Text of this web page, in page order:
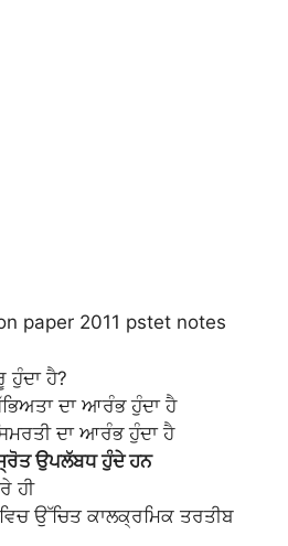
paper 2011 pstet notes
ਹੁੰਦਾ ਹੈ?
ਦਾ ਆਰੰਭ ਹੁੰਦਾ ਹੈ
ਦਾ ਆਰੰਭ ਹੁੰਦਾ ਹੈ
ਉਪਲੱਬਧ ਹੁੰਦੇ ਹਨ
ਹੀ
ਉੱਚਿਤ ਕਾਲਕ੍ਰਮਿਕ ਤਰਤੀਬ